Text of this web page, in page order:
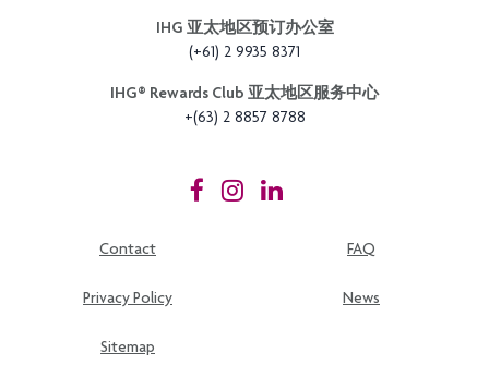
IHG 亚太地区预订办公室
(+61) 2 9935 8371
IHG®️ Rewards Club 亚太地区服务中心
+(63) 2 8857 8788
Contact FAQ
Privacy Policy News
Sitemap